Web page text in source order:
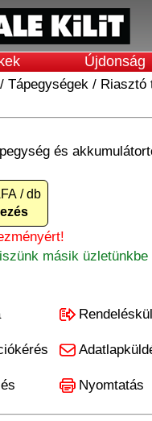
Újdonság
/ Tápegységek / Riasztó
és
/ db
másik üzletünkbe
Nyomtatás